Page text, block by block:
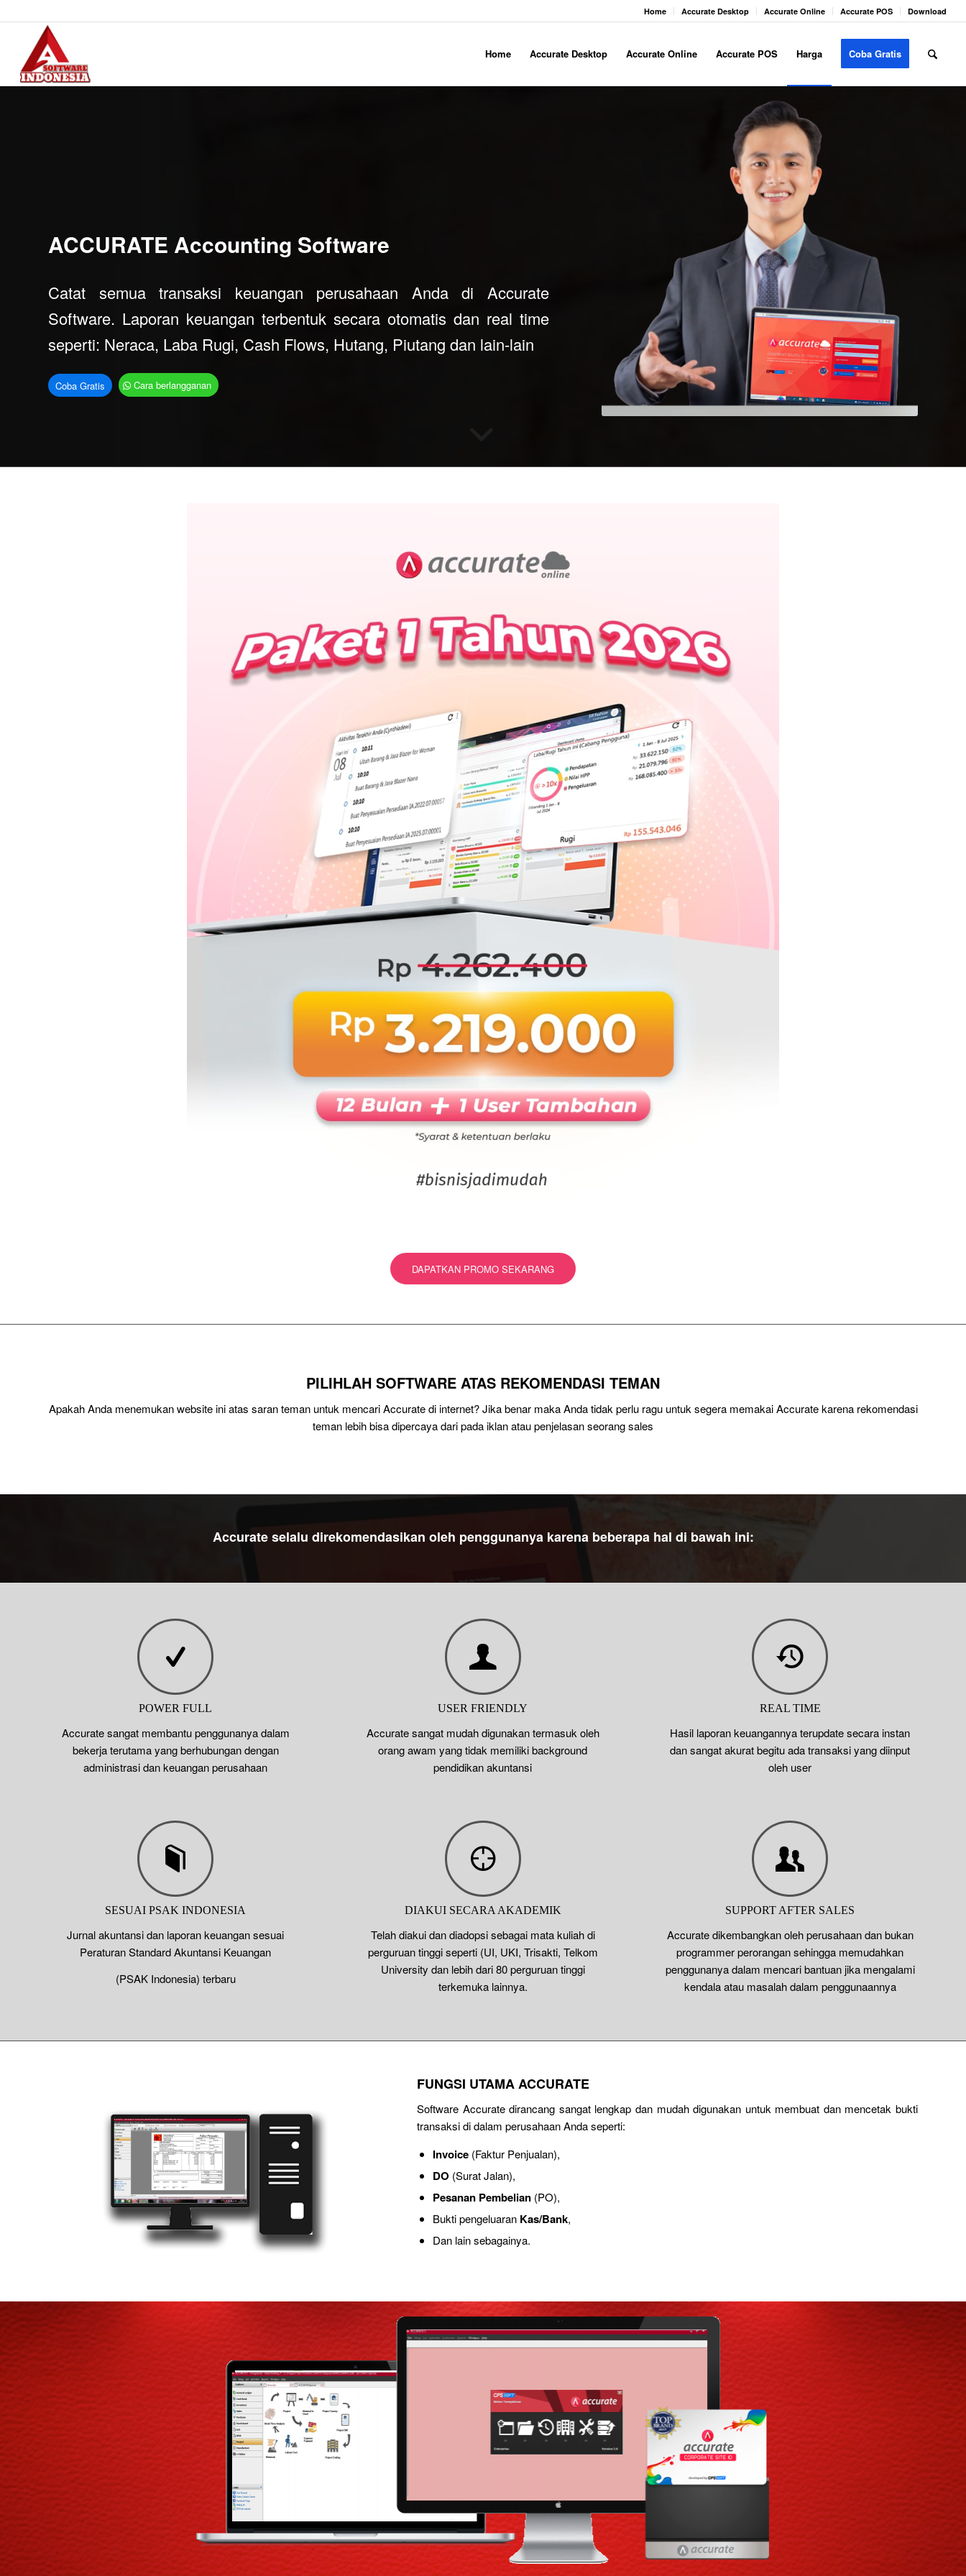
Home Accurate Desktop Accurate Online Accurate POS Download
Home Accurate Desktop Accurate Online Accurate POS Harga Coba Gratis
ACCURATE Accounting Software
Catat semua transaksi keuangan perusahaan Anda di Accurate
Software. Laporan keuangan terbentuk secara otomatis dan real time
seperti: Neraca, Laba Rugi, Cash Flows, Hutang, Piutang dan lain-lain
Coba Gratis Cara berlangganan
DAPATKAN PROMO SEKARANG
PILIHLAH SOFTWARE ATAS REKOMENDASI TEMAN
Apakah Anda menemukan website ini atas saran teman untuk mencari Accurate di internet? Jika benar maka Anda tidak perlu ragu untuk segera memakai Accurate karena rekomendasi
teman lebih bisa dipercaya dari pada iklan atau penjelasan seorang sales
Accurate selalu direkomendasikan oleh penggunanya karena beberapa hal di bawah ini:
POWER FULL
Accurate sangat membantu penggunanya dalam
bekerja terutama yang berhubungan dengan
administrasi dan keuangan perusahaan
USER FRIENDLY
Accurate sangat mudah digunakan termasuk oleh
orang awam yang tidak memiliki background
pendidikan akuntansi
REAL TIME
Hasil laporan keuangannya terupdate secara instan
dan sangat akurat begitu ada transaksi yang diinput
oleh user
SESUAI PSAK INDONESIA
Jurnal akuntansi dan laporan keuangan sesuai
Peraturan Standard Akuntansi Keuangan
(PSAK Indonesia) terbaru
DIAKUI SECARA AKADEMIK
Telah diakui dan diadopsi sebagai mata kuliah di
perguruan tinggi seperti (UI, UKI, Trisakti, Telkom
University dan lebih dari 80 perguruan tinggi
terkemuka lainnya.
SUPPORT AFTER SALES
Accurate dikembangkan oleh perusahaan dan bukan
programmer perorangan sehingga memudahkan
penggunanya dalam mencari bantuan jika mengalami
kendala atau masalah dalam penggunaannya
FUNGSI UTAMA ACCURATE
Software Accurate dirancang sangat lengkap dan mudah digunakan untuk membuat dan mencetak bukti
transaksi di dalam perusahaan Anda seperti:
Invoice (Faktur Penjualan),
DO (Surat Jalan),
Pesanan Pembelian (PO),
Bukti pengeluaran Kas/Bank,
Dan lain sebagainya.